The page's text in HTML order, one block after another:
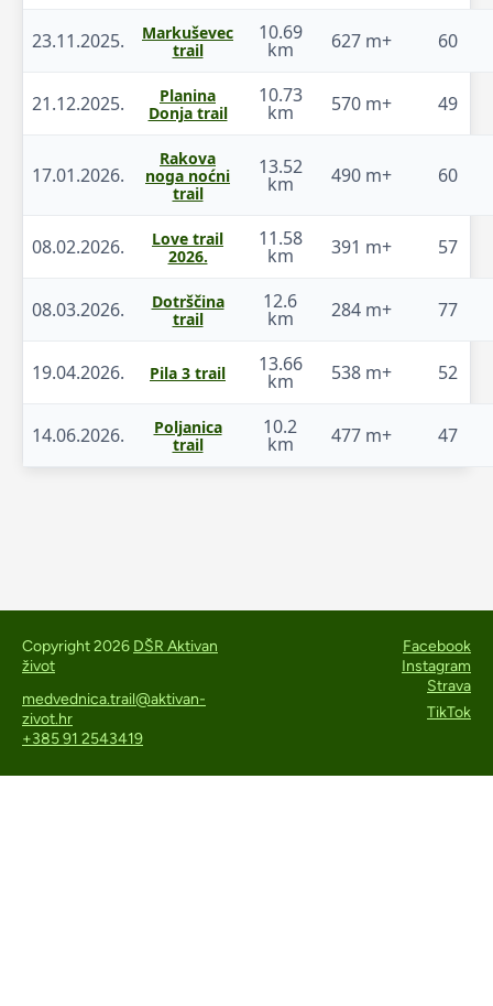
23.11.2025.
Markuševec
trail
10.69
km 627 m+ 60
21.12.2025.
Planina
Donja trail
10.73
km 570 m+ 49
17.01.2026.
Rakova
noga noćni
trail
13.52
km 490 m+ 60
08.02.2026.
Love trail
2026.
11.58
km 391 m+ 57
08.03.2026.
Dotrščina
trail
12.6
km 284 m+ 77
19.04.2026. Pila 3 trail 13.66
km 538 m+ 52
14.06.2026.
Poljanica
trail
10.2
km 477 m+ 47
Copyright 2026 DŠR Aktivan
život
medvednica.trail@aktivan-
zivot.hr
+385 91 2543419
Facebook
Instagram
Strava
TikTok